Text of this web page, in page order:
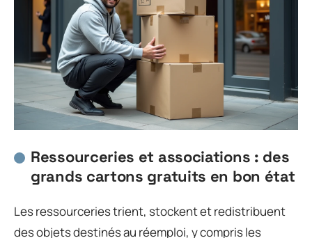
Ressourceries et associations : des
grands cartons gratuits en bon état
Les ressourceries trient, stockent et redistribuent
des objets destinés au réemploi, y compris les